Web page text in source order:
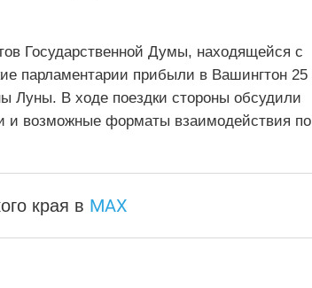
Государственной Думы, находящейся с
парламентарии прибыли в Вашингтон 25
Луны. В ходе поездки стороны обсудили
и возможные форматы взаимодействия по
края в MAX